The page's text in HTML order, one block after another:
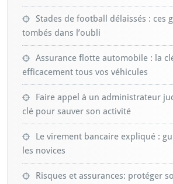
Stades de football délaissés : ces
tombés dans l’oubli
Assurance flotte automobile : la
efficacement tous vos véhicules
Faire appel à un administrateur
clé pour sauver son activité
Le virement bancaire expliqué :
les novices
Risques et assurances: protéger